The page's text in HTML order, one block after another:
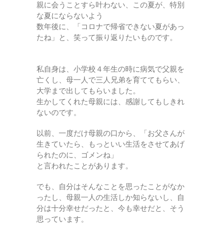
親に会うことすら叶わない、この夏が、特別
な夏にならないよう
数年後に、「コロナで帰省できない夏があっ
たね」と、笑って振り返りたいものです。
私自身は、小学校４年生の時に病気で父親を
亡くし、母一人で三人兄弟を育ててもらい、
大学まで出してもらいました。
生かしてくれた母親には、感謝してもしきれ
ないのです。
以前、一度だけ母親の口から、「お父さんが
生きていたら、もっといい生活をさせてあげ
られたのに、ゴメンね」
と言われたことがあります。
でも、自分はそんなことを思ったことがなか
ったし、母親一人の生活しか知らないし、自
分は十分幸せだったと、今も幸せだと、そう
思っています。